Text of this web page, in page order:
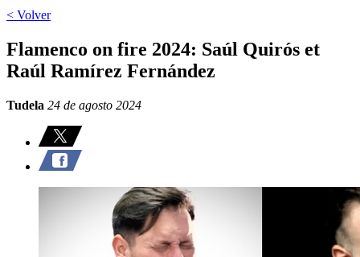
< Volver
Flamenco on fire 2024: Saúl Quirós et
Raúl Ramírez Fernández
Tudela 24 de agosto 2024